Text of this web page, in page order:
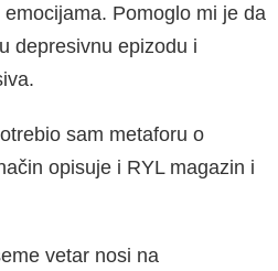
Pomoglo mi je da
depresivnu epizodu i
sam metaforu o
opisuje i RYL magazin i
vetar nosi na